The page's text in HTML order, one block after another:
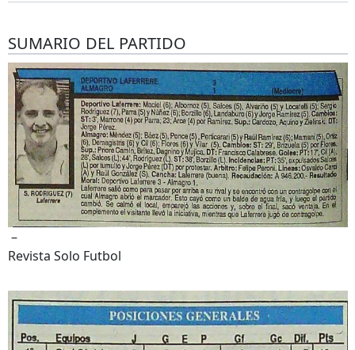
SUMARIO DEL PARTIDO
–
Revista Solo Futbol